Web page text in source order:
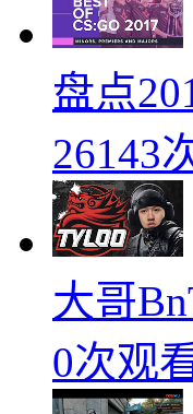
盘点
26143
大哥
0次观